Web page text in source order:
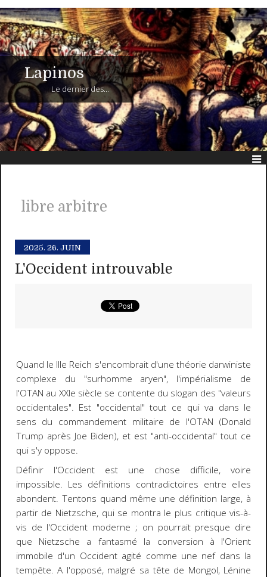
Lapinos
Le dernier des...
libre arbitre
2025. 26. JUIN
L'Occident introuvable
Quand le IIIe Reich s'encombrait d'une théorie darwiniste
complexe du "surhomme aryen", l'impérialisme de
l'OTAN au XXIe siècle se contente du slogan des "valeurs
occidentales". Est "occidental" tout ce qui va dans le
sens du commandement militaire de l'OTAN (Donald
Trump après Joe Biden), et est "anti-occidental" tout ce
qui s'y oppose.
Définir l'Occident est une chose difficile, voire
impossible. Les définitions contradictoires entre elles
abondent. Tentons quand même une définition large, à
partir de Nietzsche, qui se montra le plus critique vis-à-
vis de l'Occident moderne ; on pourrait presque dire
que Nietzsche a fantasmé la conversion à l'Orient
immobile d'un Occident agité comme une nef dans la
tempête. A l'opposé, malgré sa tête de Mongol, Lénine